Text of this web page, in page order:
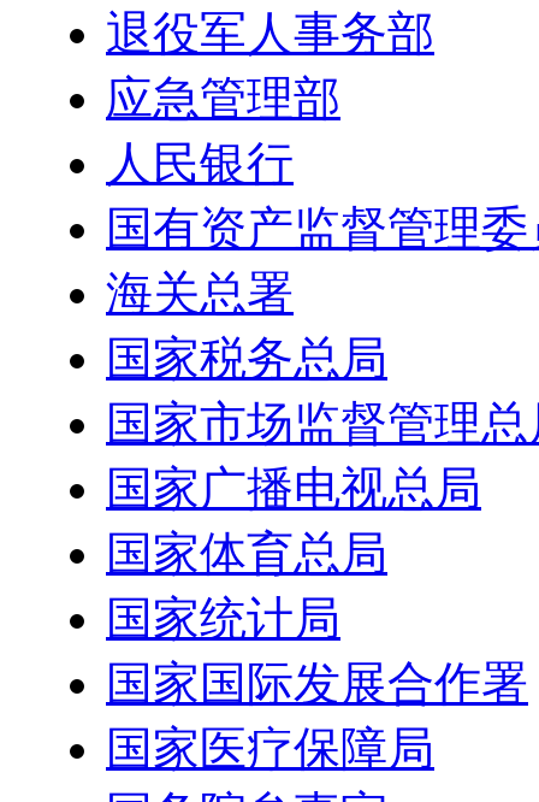
退役军人事务部
应急管理部
人民银行
国有资产监督管理
海关总署
国家税务总局
国家市场监督管理
国家广播电视总局
国家体育总局
国家统计局
国家国际发展合作署
国家医疗保障局